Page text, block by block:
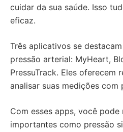
cuidar da sua saúde. Isso
eficaz.
Três aplicativos se
pressão arterial: MyHeart,
PressuTrack. Eles oferecem
analisar suas medições com
Com esses apps, você
importantes como pressão